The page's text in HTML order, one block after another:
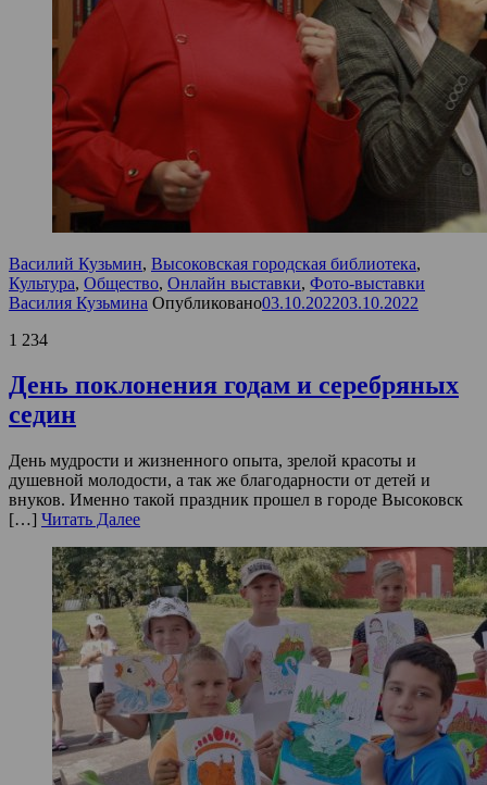
Василий Кузьмин, Высоковская городская библиотека,
Культура, Общество, Онлайн выставки, Фото-выставки
Василия Кузьмина Опубликовано03.10.202203.10.2022
1 234
День поклонения годам и серебряных
седин
День мудрости и жизненного опыта, зрелой красоты и
душевной молодости, а так же благодарности от детей и
внуков. Именно такой праздник прошел в городе Высоковск
[…] Читать Далее